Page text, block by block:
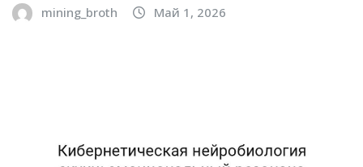
mining_broth Май 1, 2026